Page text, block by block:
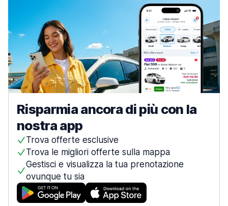
Risparmia ancora di più con la
nostra app
Trova offerte esclusive
Trova le migliori offerte sulla mappa
Gestisci e visualizza la tua prenotazione
ovunque tu sia